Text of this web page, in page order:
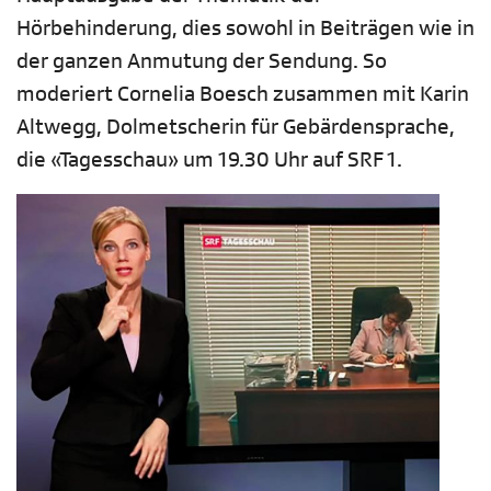
Hörbehinderung, dies sowohl in Beiträgen wie in
der ganzen Anmutung der Sendung. So
moderiert Cornelia Boesch zusammen mit Karin
Altwegg, Dolmetscherin für Gebärdensprache,
die «Tagesschau» um 19.30 Uhr auf SRF 1.